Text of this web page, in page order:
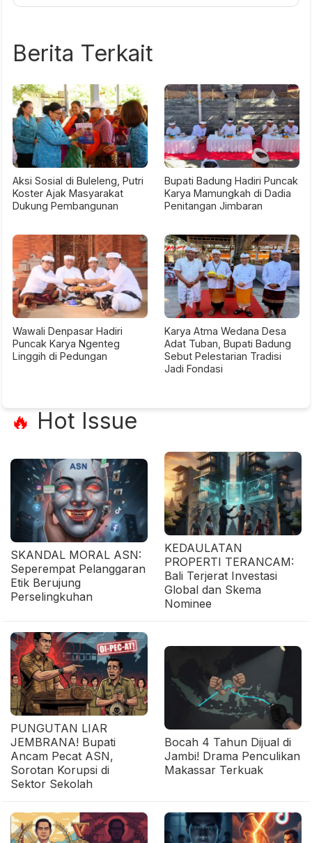
Berita Terkait
Aksi Sosial di Buleleng, Putri
Koster Ajak Masyarakat
Dukung Pembangunan
Bupati Badung Hadiri Puncak
Karya Mamungkah di Dadia
Penitangan Jimbaran
Wawali Denpasar Hadiri
Puncak Karya Ngenteg
Linggih di Pedungan
Karya Atma Wedana Desa
Adat Tuban, Bupati Badung
Sebut Pelestarian Tradisi
Jadi Fondasi
🔥 Hot Issue
SKANDAL MORAL ASN:
Seperempat Pelanggaran
Etik Berujung
Perselingkuhan
KEDAULATAN
PROPERTI TERANCAM:
Bali Terjerat Investasi
Global dan Skema
Nominee
PUNGUTAN LIAR
JEMBRANA! Bupati
Ancam Pecat ASN,
Sorotan Korupsi di
Sektor Sekolah
Bocah 4 Tahun Dijual di
Jambi! Drama Penculikan
Makassar Terkuak